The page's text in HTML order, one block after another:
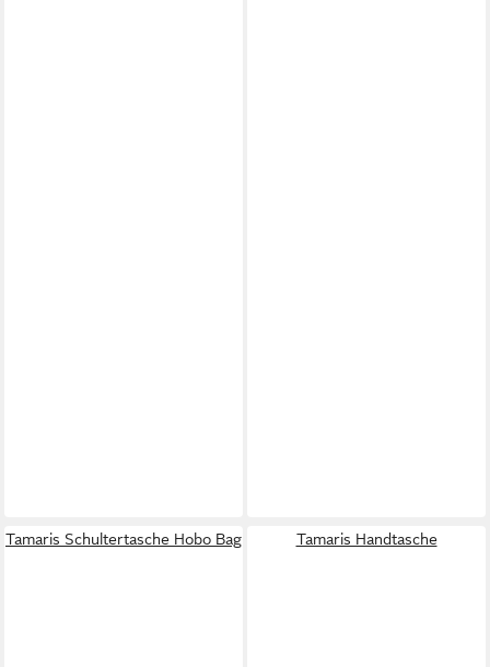
Tamaris Schultertasche Hobo Bag Tamaris Handtasche